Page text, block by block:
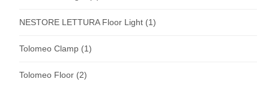
NESTORE LETTURA Floor Light (1)
Tolomeo Clamp (1)
Tolomeo Floor (2)